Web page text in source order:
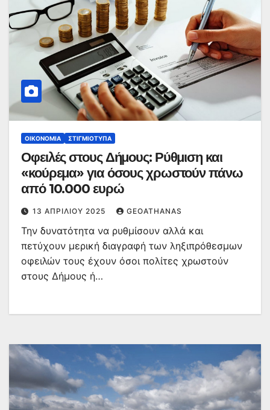
ΟΙΚΟΝΟΜΊΑ ΣΤΙΓΜΙΌΤΥΠΑ
Οφειλές στους Δήμους: Ρύθμιση και
«κούρεμα» για όσους χρωστούν πάνω
από 10.000 ευρώ
13 ΑΠΡΙΛΊΟΥ 2025 GEOATHANAS
Την δυνατότητα να ρυθμίσουν αλλά και
πετύχουν μερική διαγραφή των ληξιπρόθεσμων
οφειλών τους έχουν όσοι πολίτες χρωστούν
στους Δήμους ή…